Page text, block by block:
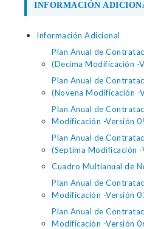
INFORMACIÓN
Información Adicional
Plan Anual de
(Decima Modificación -
Plan Anual de
(Novena Modificación -
Plan Anual de
Modificación -Versión
Plan Anual de
(Septima Modificación -
Cuadro Multianual de
Plan Anual de
Modificación -Versión
Plan Anual de
Modificación -Versión